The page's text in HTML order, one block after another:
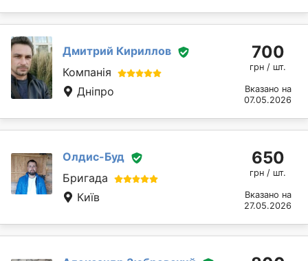
Дмитрий Кириллов
Компанія
Дніпро
700
грн / шт.
Вказано на
07.05.2026
Олдис-Буд
Бригада
Київ
650
грн / шт.
Вказано на
27.05.2026